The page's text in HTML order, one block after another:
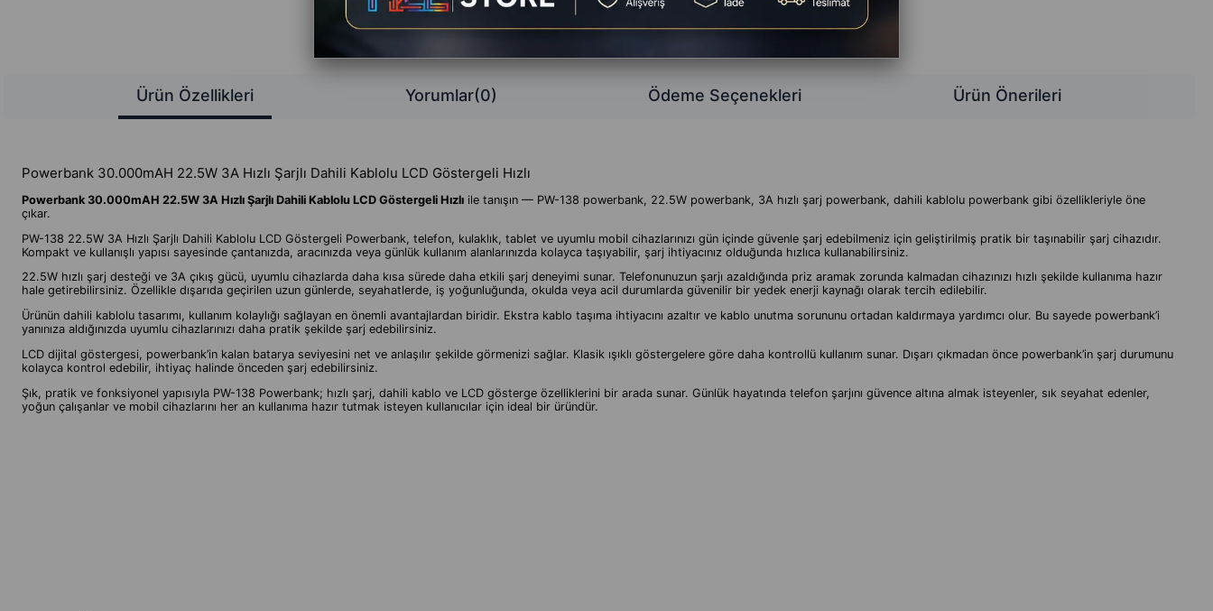
Ürün Özellikleri Yorumlar(0) Ödeme Seçenekleri Ürün Önerileri
Powerbank 30.000mAH 22.5W 3A Hızlı Şarjlı Dahili Kablolu LCD Göstergeli Hızlı
Powerbank 30.000mAH 22.5W 3A Hızlı Şarjlı Dahili Kablolu LCD Göstergeli Hızlıile tanışın — PW-138 powerbank, 22.5W powerbank, 3A hızlı şarj powerbank, dahili kablolu powerbank gibi özellikleriyle öne
çıkar.
PW-138 22.5W 3A Hızlı Şarjlı Dahili Kablolu LCD Göstergeli Powerbank, telefon, kulaklık, tablet ve uyumlu mobil cihazlarınızı gün içinde güvenle şarj edebilmeniz için geliştirilmiş pratik bir taşınabilir şarj cihazıdır.
Kompakt ve kullanışlı yapısı sayesinde çantanızda, aracınızda veya günlük kullanım alanlarınızda kolayca taşıyabilir, şarj ihtiyacınız olduğunda hızlıca kullanabilirsiniz.
22.5W hızlı şarj desteği ve 3A çıkış gücü, uyumlu cihazlarda daha kısa sürede daha etkili şarj deneyimi sunar. Telefonunuzun şarjı azaldığında priz aramak zorunda kalmadan cihazınızı hızlı şekilde kullanıma hazır
hale getirebilirsiniz. Özellikle dışarıda geçirilen uzun günlerde, seyahatlerde, iş yoğunluğunda, okulda veya acil durumlarda güvenilir bir yedek enerji kaynağı olarak tercih edilebilir.
Ürünün dahili kablolu tasarımı, kullanım kolaylığı sağlayan en önemli avantajlardan biridir. Ekstra kablo taşıma ihtiyacını azaltır ve kablo unutma sorununu ortadan kaldırmaya yardımcı olur. Bu sayede powerbank’i
yanınıza aldığınızda uyumlu cihazlarınızı daha pratik şekilde şarj edebilirsiniz.
LCD dijital göstergesi, powerbank’in kalan batarya seviyesini net ve anlaşılır şekilde görmenizi sağlar. Klasik ışıklı göstergelere göre daha kontrollü kullanım sunar. Dışarı çıkmadan önce powerbank’in şarj durumunu
kolayca kontrol edebilir, ihtiyaç halinde önceden şarj edebilirsiniz.
Şık, pratik ve fonksiyonel yapısıyla PW-138 Powerbank; hızlı şarj, dahili kablo ve LCD gösterge özelliklerini bir arada sunar. Günlük hayatında telefon şarjını güvence altına almak isteyenler, sık seyahat edenler,
yoğun çalışanlar ve mobil cihazlarını her an kullanıma hazır tutmak isteyen kullanıcılar için ideal bir üründür.